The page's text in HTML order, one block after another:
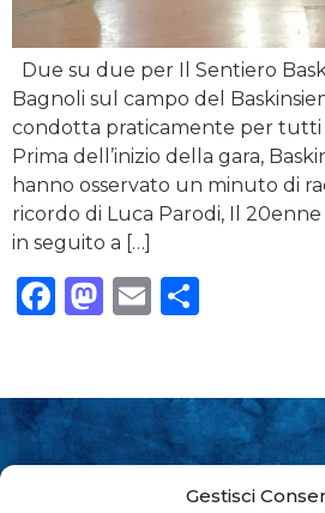
Gestisci
Due su due per Il Sentiero
Bagnoli sul campo del
condotta praticamente per tutti
Prima dell’inizio della gara,
hanno osservato un minuto di
ricordo di Luca Parodi, Il
in seguito a […]
Facebook
Mastodon
Email